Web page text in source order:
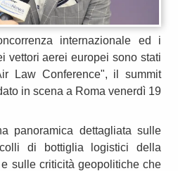
internazionale ed i
vettori aerei europei sono stati
Law Conference", il summit
in scena a Roma venerdì 19
panoramica dettagliata sulle
di bottiglia logistici della
sulle criticità geopolitiche che